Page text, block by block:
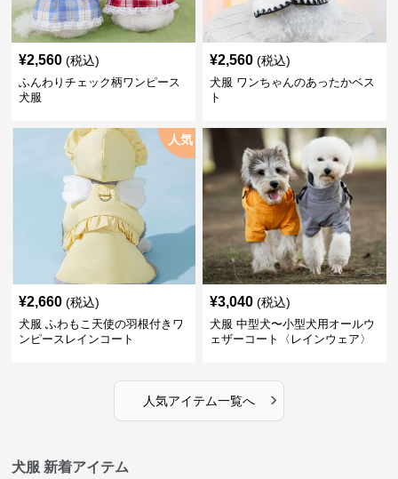
¥2,560 (税込)
ふんわりチェック柄ワンピース
犬服
¥2,560 (税込)
犬服 ワンちゃんのあったかベス
ト
人気
¥2,660 (税込)
犬服 ふわもこ天使の羽根付きワ
ンピースレインコート
¥3,040 (税込)
犬服 中型犬〜小型犬用オールウ
ェザーコート〈レインウェア〉
人気アイテム一覧へ ›
犬服 新着アイテム